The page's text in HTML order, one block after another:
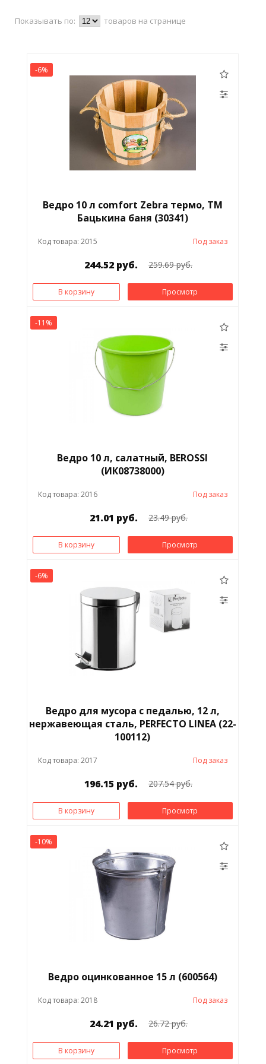
Показывать по: товаров на странице
-6%
Ведро 10 л comfort Zebra термо, ТМ
Бацькина баня (30341)
Код товара: 2015 Под заказ
244.52 руб. 259.69 руб.
В корзину Просмотр
-11%
Ведро 10 л, салатный, BEROSSI
(ИК08738000)
Код товара: 2016 Под заказ
21.01 руб. 23.49 руб.
В корзину Просмотр
-6%
Ведро для мусора с педалью, 12 л,
нержавеющая сталь, PERFECTO LINEA (22-
100112)
Код товара: 2017 Под заказ
196.15 руб. 207.54 руб.
В корзину Просмотр
-10%
Ведро оцинкованное 15 л (600564)
Код товара: 2018 Под заказ
24.21 руб. 26.72 руб.
В корзину Просмотр